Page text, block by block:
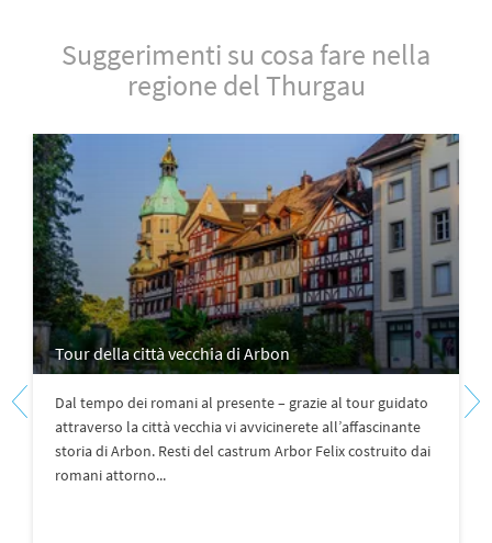
Suggerimenti su cosa fare nella
regione del Thurgau
Tour della città vecchia di Arbon
Dal tempo dei romani al presente – grazie al tour guidato
attraverso la città vecchia vi avvicinerete all’affascinante
storia di Arbon. Resti del castrum Arbor Felix costruito dai
romani attorno...